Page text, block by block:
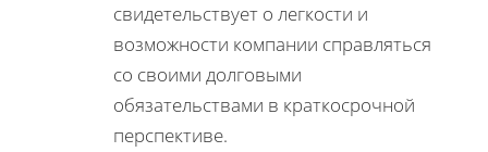
свидетельствует о легкости и
возможности компании справляться
со своими долговыми
обязательствами в краткосрочной
перспективе.